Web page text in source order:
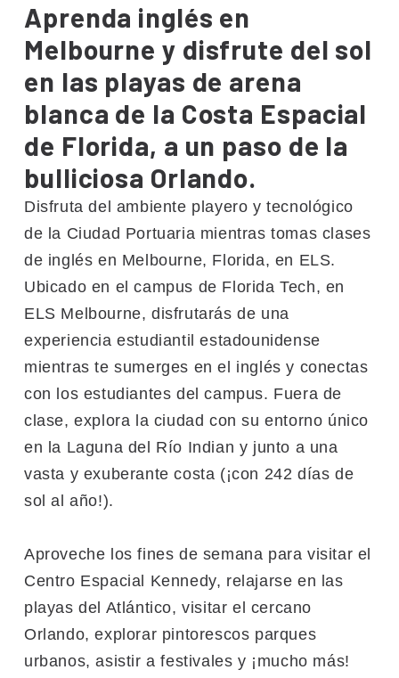
Aprenda inglés en
Melbourne y disfrute del sol
en las playas de arena
blanca de la Costa Espacial
de Florida, a un paso de la
bulliciosa Orlando.
Disfruta del ambiente playero y tecnológico
de la Ciudad Portuaria mientras tomas clases
de inglés en Melbourne, Florida, en ELS.
Ubicado en el campus de Florida Tech, en
ELS Melbourne, disfrutarás de una
experiencia estudiantil estadounidense
mientras te sumerges en el inglés y conectas
con los estudiantes del campus. Fuera de
clase, explora la ciudad con su entorno único
en la Laguna del Río Indian y junto a una
vasta y exuberante costa (¡con 242 días de
sol al año!).
Aproveche los fines de semana para visitar el
Centro Espacial Kennedy, relajarse en las
playas del Atlántico, visitar el cercano
Orlando, explorar pintorescos parques
urbanos, asistir a festivales y ¡mucho más!